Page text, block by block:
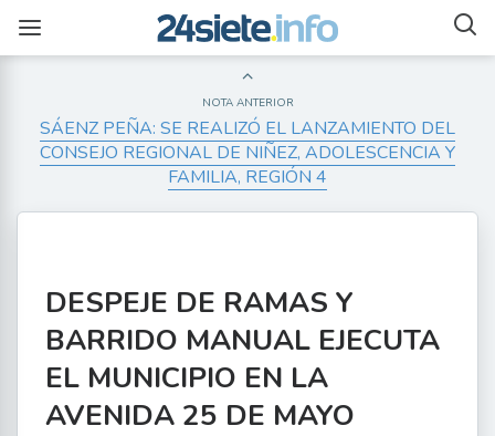
NOTA ANTERIOR
SÁENZ PEÑA: SE REALIZÓ EL LANZAMIENTO DEL
CONSEJO REGIONAL DE NIÑEZ, ADOLESCENCIA Y
FAMILIA, REGIÓN 4
DESPEJE DE RAMAS Y
BARRIDO MANUAL EJECUTA
EL MUNICIPIO EN LA
AVENIDA 25 DE MAYO